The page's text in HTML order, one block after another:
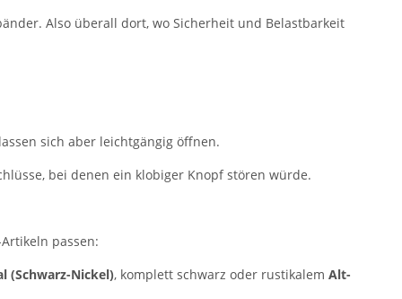
Also überall dort, wo Sicherheit und Belastbarkeit
sich aber leichtgängig öffnen.
bei denen ein klobiger Knopf stören würde.
passen:
(Schwarz-Nickel), komplett schwarz oder rustikalem Alt-